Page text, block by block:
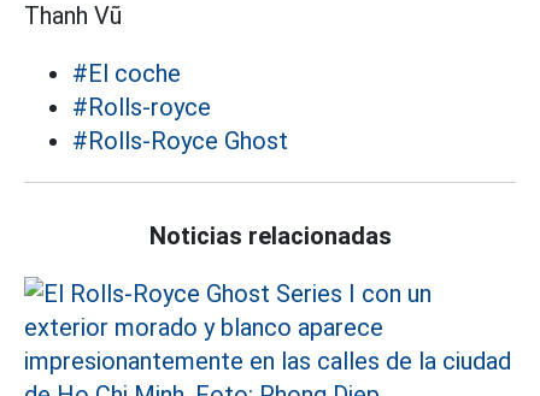
Thanh Vũ
#El coche
#Rolls-royce
#Rolls-Royce Ghost
Noticias relacionadas